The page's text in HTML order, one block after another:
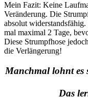
Mein Fazit: Keine
Veränderung. Die
absolut
mal maximal 2 Tage,
Diese Strumpfhose
die Verlängerung!
Manchmal lohnt es
Das